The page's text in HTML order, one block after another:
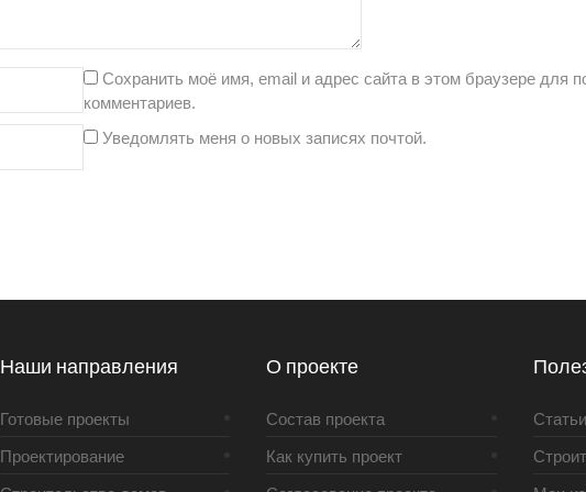
Сохранить моё имя, email и адрес сайта в этом браузере для
комментариев.
Уведомлять меня о новых записях почтой.
Наши направления
Готовые проекты
Проектирование
О проекте
Состав проекта
Как купить проект
Статьи